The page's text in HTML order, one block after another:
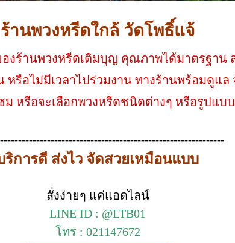
ร้านพวงหรีดใกล้ วัดโพธิ์แจ้
งร้านพวงหรีดเติมบุญ คุณภาพได้มาตรฐาน
รือไม่มีเวลาไปร่วมงาน ทางร้านพร้อมดูแ
หรือจะเลือกพวงหรีดชนิดต่างๆ หรือรูปแบ
ริการดี ส่งไว จัดสวยเหมือนแบบ
สั่งง่ายๆ แค่แอดไลน์
LINE ID : @LTB01
โทร : 021147672